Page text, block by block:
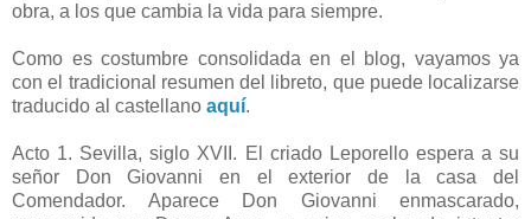
obra, a los que cambia la vida para siempre.
Como es costumbre consolidada en el blog, vayamos ya
con el tradicional resumen del libreto, que puede localizarse
traducido al castellano aquí.
Acto 1. Sevilla, siglo XVII. El criado Leporello espera a su
señor Don Giovanni en el exterior de la casa del
Comendador. Aparece Don Giovanni enmascarado,